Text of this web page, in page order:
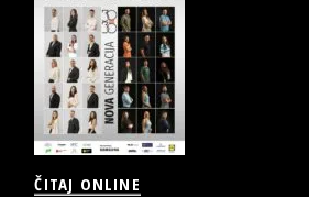
ČITAJ ONLINE